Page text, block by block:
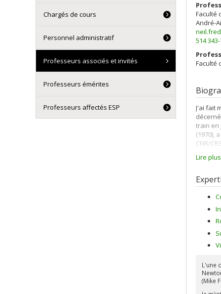
Faculté
André-
514
Faculté
J'ai fait
train en
(1970),
CNR/
J'ai
que j'ai
Lire
L'une
(Mike
Chargés de cours
Personnel administratif
Professeurs associés et invités
Professeurs émérites
Professeurs affectés ESP